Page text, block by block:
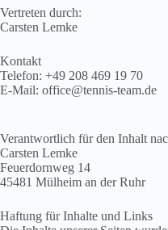
Vertreten durch:
Carsten Lemke
Kontakt
Telefon: +49 208 469 19 70
E-Mail: office@tennis-team.de
Verantwortlich für den Inhalt
Carsten Lemke
Feuerdornweg 14
45481 Mülheim an der Ruhr
Haftung für Inhalte und Links